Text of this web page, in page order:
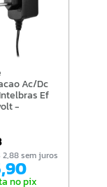
Ac/Dc
Ef
-
no pix
2,88 sem juros